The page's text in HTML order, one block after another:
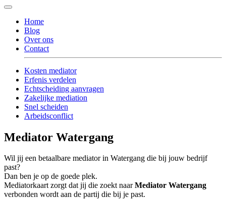
Home
Blog
Over ons
Contact
Kosten mediator
Erfenis verdelen
Echtscheiding aanvragen
Zakelijke mediation
Snel scheiden
Arbeidsconflict
Mediator Watergang
Wil jij een betaalbare mediator in Watergang die bij jouw bedrijf
past?
Dan ben je op de goede plek.
Mediatorkaart zorgt dat jij die zoekt naarMediator Watergang
verbonden wordt aan de partij die bij je past.